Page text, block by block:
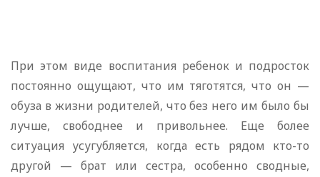
При этом виде воспитания ребенок и подросток
постоянно ощущают, что им тяготятся, что он —
обуза в жизни родителей, что без него им было бы
лучше, свободнее и привольнее. Еще более
ситуация усугубляется, когда есть рядом кто-то
другой — брат или сестра, особенно сводные,